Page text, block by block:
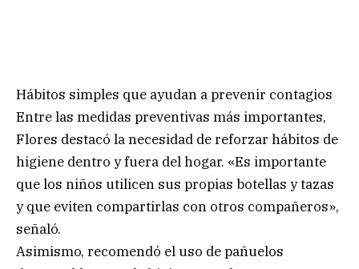
Hábitos simples que ayudan a prevenir contagios
Entre las medidas preventivas más importantes,
Flores destacó la necesidad de reforzar hábitos de
higiene dentro y fuera del hogar. «Es importante
que los niños utilicen sus propias botellas y tazas
y que eviten compartirlas con otros compañeros»,
señaló.
Asimismo, recomendó el uso de pañuelos